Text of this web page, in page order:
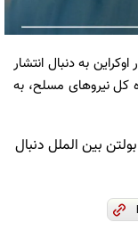
به دنبال انتشار
کل نیروهای مسلح، به
بین الملل دنبال